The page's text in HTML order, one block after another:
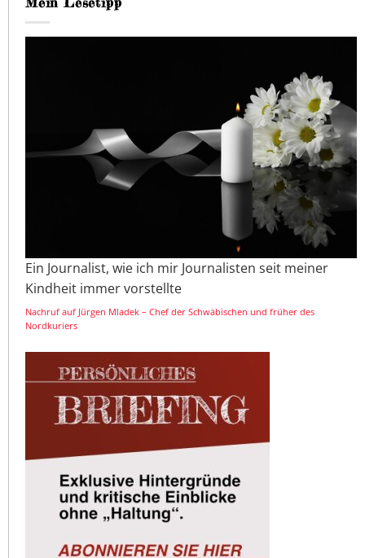
Ein Journalist, wie ich mir Journalisten seit meiner
Kindheit immer vorstellte
Nachruf auf Jürgen Mladek – Chef der Schwäbischen und früher des
Nordkuriers